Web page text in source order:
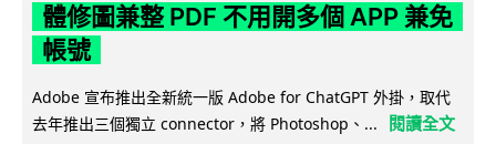
體修圖兼整 PDF 不用開多個 APP 兼免
帳號
Adobe 宣布推出全新統一版 Adobe for ChatGPT 外掛，取代
去年推出三個獨立 connector，將 Photoshop、...
閱讀全文